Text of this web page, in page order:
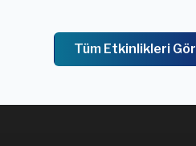
Tüm Etkinlikleri Gör